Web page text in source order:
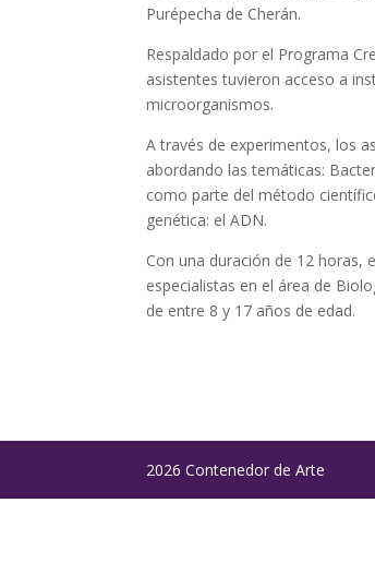
Purépecha de Cherán.
Respaldado por el Programa
asistentes tuvieron acceso a
microorganismos.
A través de experimentos, los
abordando las temáticas:
como parte del método
genética: el ADN.
Con una duración de 12 horas,
especialistas en el área de
de entre 8 y 17 años de edad.
2026 Contenedor de Arte